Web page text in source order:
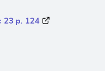
23 p. 124